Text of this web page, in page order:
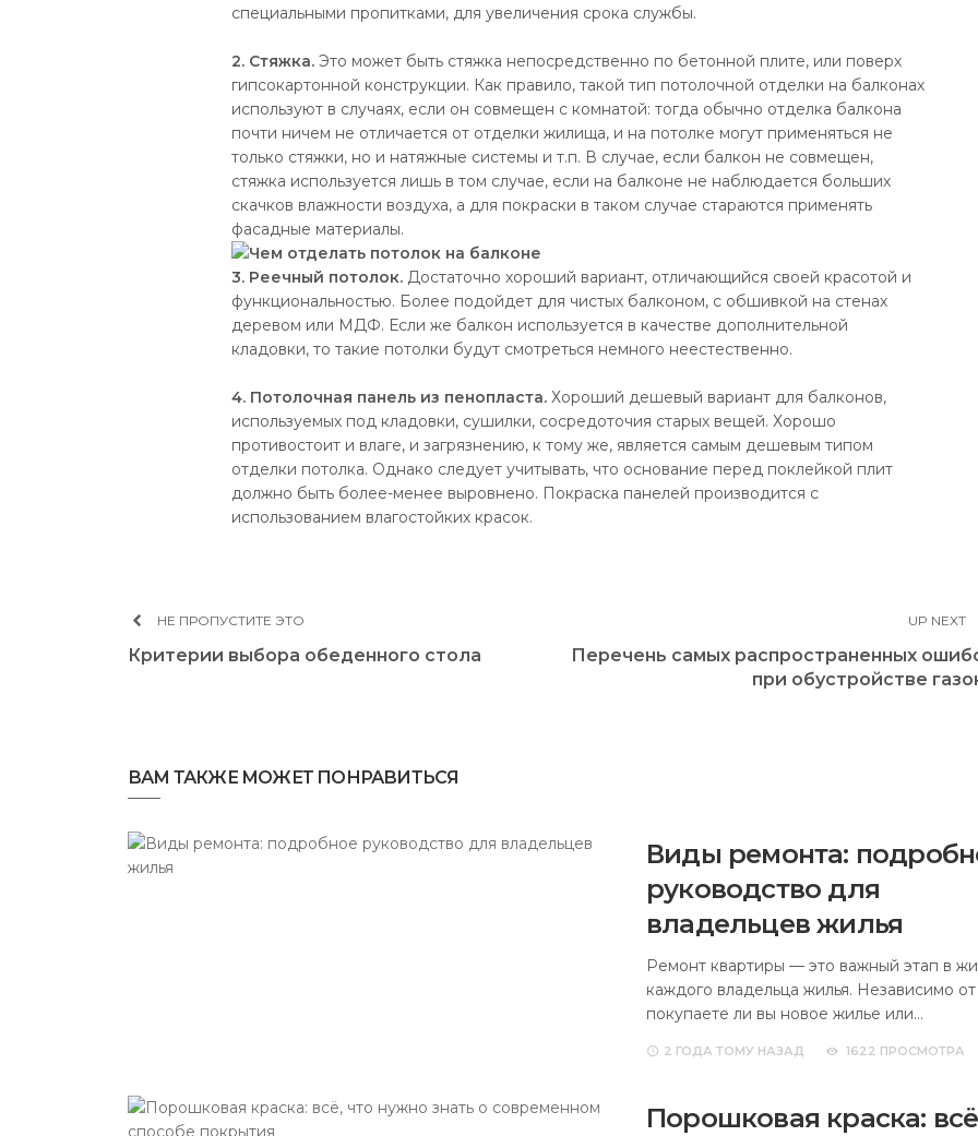
специальными пропитками, для увеличения срока службы.
2. Стяжка. Это может быть стяжка непосредственно по бетонной плите, или поверх
гипсокартонной конструкции. Как правило, такой тип потолочной отделки на балконах
используют в случаях, если он совмещен с комнатой: тогда обычно отделка балкона
почти ничем не отличается от отделки жилища, и на потолке могут применяться не
только стяжки, но и натяжные системы и т.п. В случае, если балкон не совмещен,
стяжка используется лишь в том случае, если на балконе не наблюдается больших
скачков влажности воздуха, а для покраски в таком случае стараются применять
фасадные материалы.
3. Реечный потолок. Достаточно хороший вариант, отличающийся своей красотой и
функциональностью. Более подойдет для чистых балконом, с обшивкой на стенах
деревом или МДФ. Если же балкон используется в качестве дополнительной
кладовки, то такие потолки будут смотреться немного неестественно.
4. Потолочная панель из пенопласта. Хороший дешевый вариант для балконов,
используемых под кладовки, сушилки, сосредоточия старых вещей. Хорошо
противостоит и влаге, и загрязнению, к тому же, является самым дешевым типом
отделки потолка. Однако следует учитывать, что основание перед поклейкой плит
должно быть более-менее выровнено. Покраска панелей производится с
использованием влагостойких красок.
НЕ ПРОПУСТИТЕ ЭТО
Критерии выбора обеденного стола
UP NEXT
Перечень самых распространенных
при обустройстве
ВАМ ТАКЖЕ МОЖЕТ ПОНРАВИТЬСЯ
Виды ремонта:
руководство для
владельцев жилья
Ремонт квартиры — это важный этап в
каждого владельца жилья. Независимо от
покупаете ли вы новое жилье или…
2 ГОДА ТОМУ НАЗАД 1622 ПРОСМОТРА
Порошковая краска: